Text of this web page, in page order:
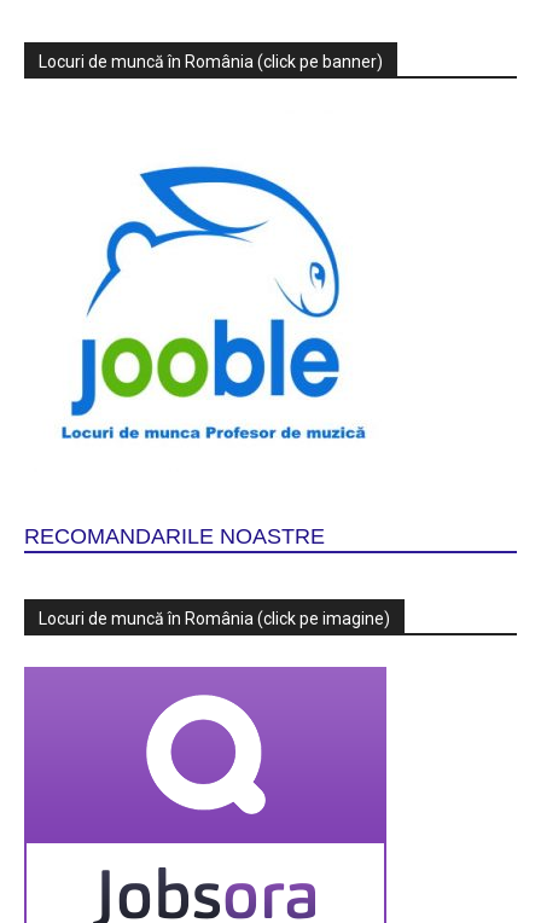
Locuri de muncă în România (click pe banner)
RECOMANDARILE NOASTRE
Locuri de muncă în România (click pe imagine)